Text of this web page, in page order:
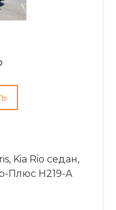
Kia Rio седан,
Плюс H219-A